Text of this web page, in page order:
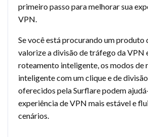
primeiro passo para melhorar sua
VPN.
Se você está procurando um produto
valorize a divisão de tráfego da VPN
roteamento inteligente, os modos de
inteligente com um clique e de
oferecidos pela Surflare podem
experiência de VPN mais estável e
cenários.